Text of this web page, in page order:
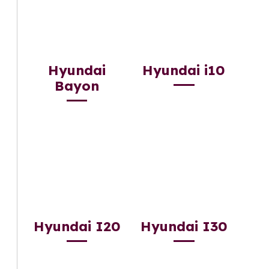
Hyundai
Bayon
Hyundai i10
Hyundai I20 Hyundai I30